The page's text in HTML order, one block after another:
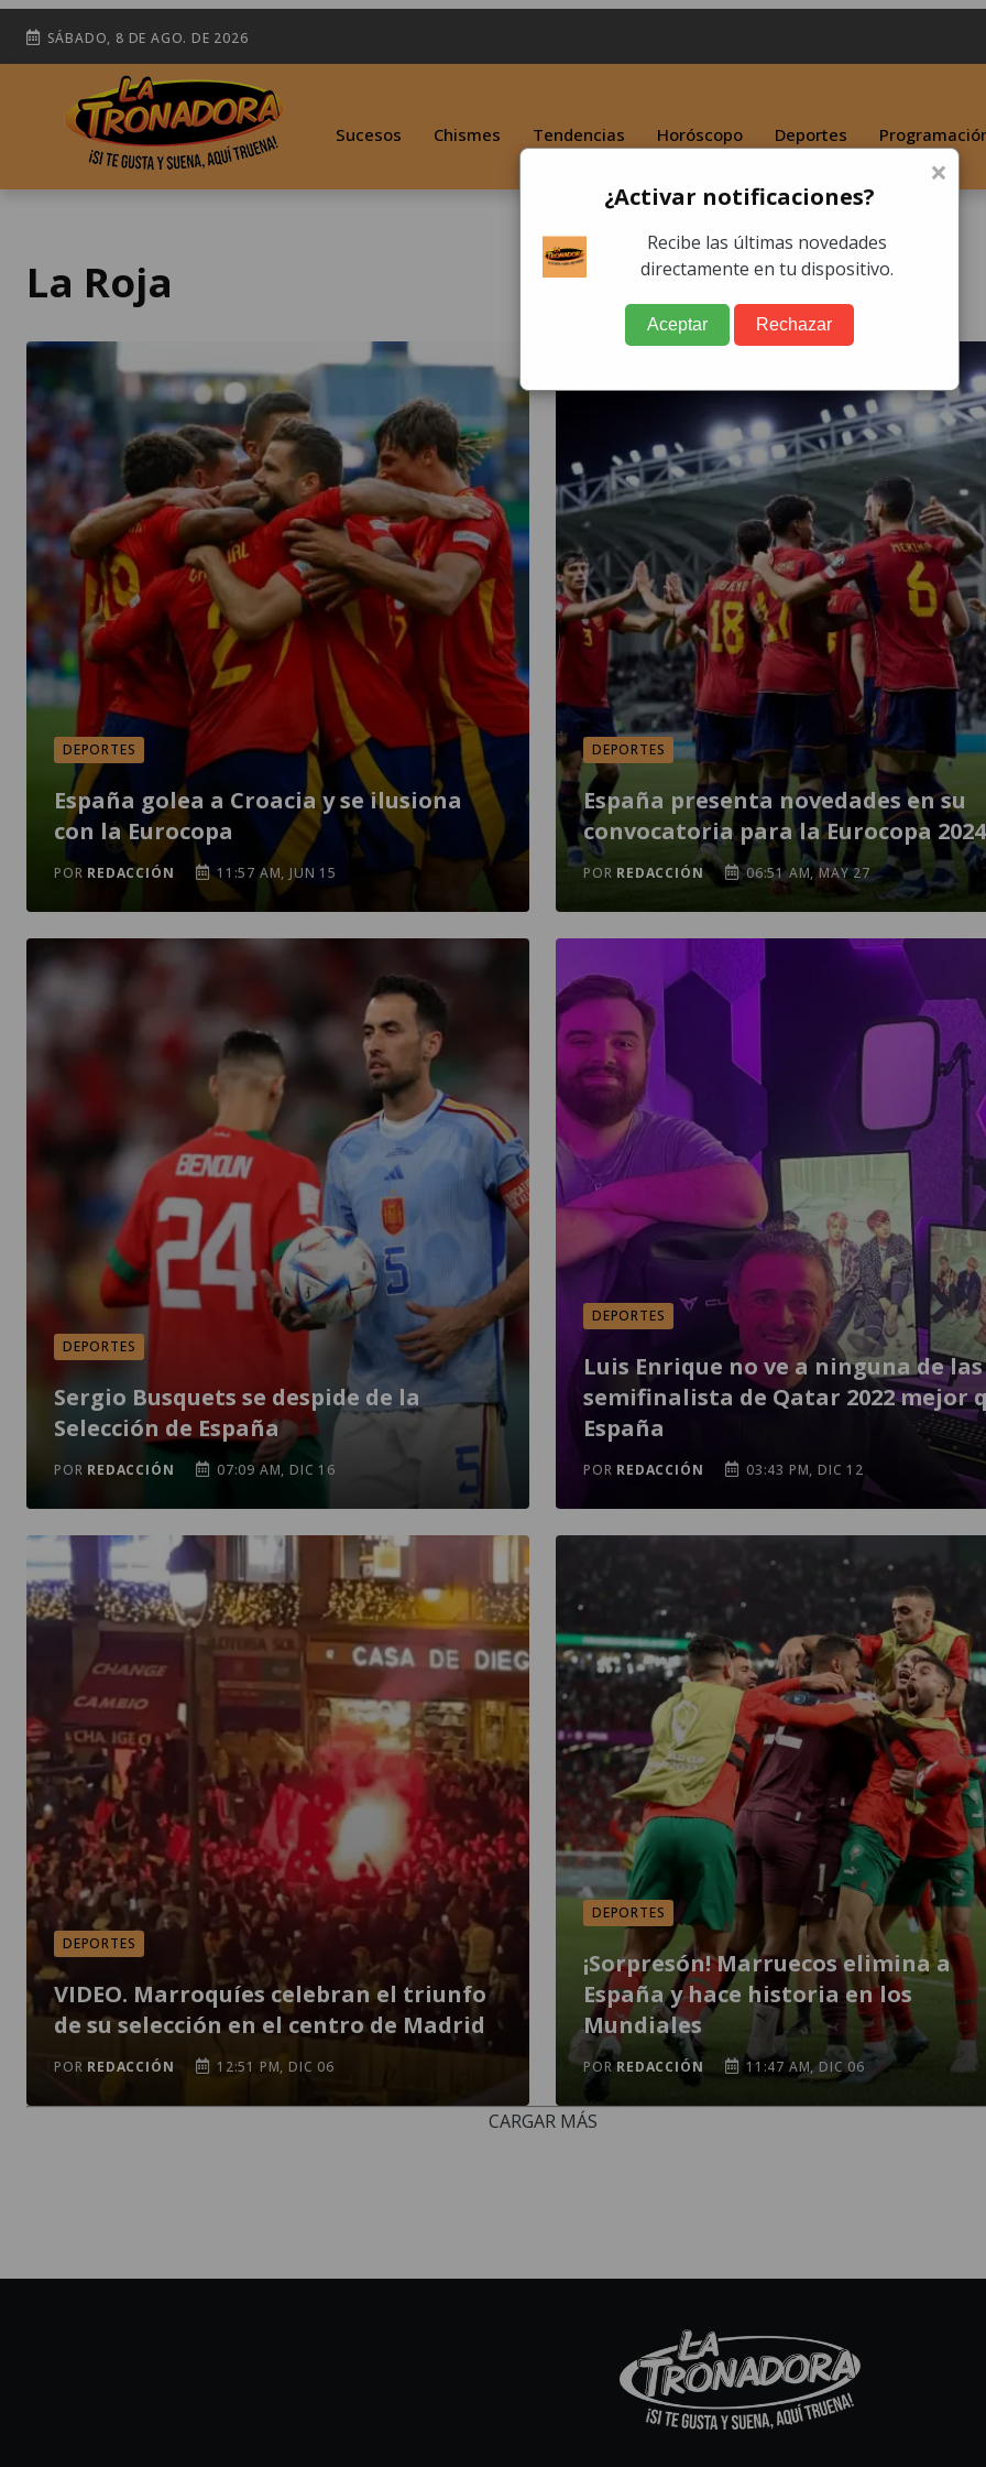
SÁBADO, 8 DE AGO. DE 2026
Sucesos Chismes Tendencias Horóscopo Deportes
La Roja
DEPORTES
España golea a Croacia y se ilusiona
con la Eurocopa
POR REDACCIÓN 11:57 AM, JUN 15
DEPORTES
España presenta novedades en su
convocatoria para la Eurocopa 2024
POR REDACCIÓN 06:51 AM, MAY 27
DEPORTES
Sergio Busquets se despide de la
Selección de España
POR REDACCIÓN 07:09 AM, DIC 16
DEPORTES
Luis Enrique no ve a ninguna de las
semifinalista de Qatar 2022 mejor
España
POR REDACCIÓN 03:43 PM, DIC 12
DEPORTES
VIDEO. Marroquíes celebran el triunfo
de su selección en el centro de Madrid
POR REDACCIÓN 12:51 PM, DIC 06
DEPORTES
¡Sorpresón! Marruecos elimina a
España y hace historia en los
Mundiales
POR REDACCIÓN 11:47 AM, DIC 06
CARGAR MÁS
×
¿Activar notificaciones?
Recibe las últimas novedades
directamente en tu dispositivo.
Aceptar Rechazar